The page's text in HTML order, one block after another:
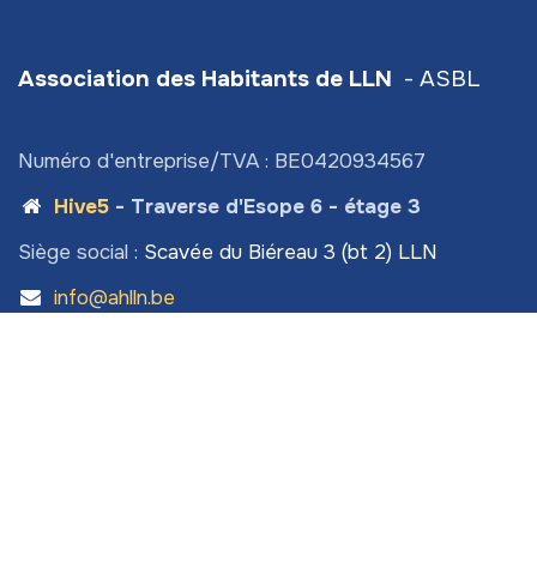
Association des Habitants de LLN - ASBL
Numéro d'entreprise/TVA : BE0420934567
Hive5- Traverse d'Esope 6 - étage 3
Siège social : Scavée du Biéreau 3 (bt 2) LLN
info@ahlln.be